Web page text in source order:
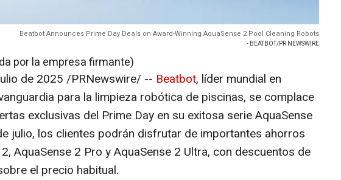
Beatbot Announces Prime Day Deals on Award-Winning AquaSense 2 Pool Cleaning Robots
- BEATBOT/PR NEWSWIRE
por la empresa firmante)
de 2025 /PRNewswire/ -- Beatbot, líder mundial en
para la limpieza robótica de piscinas, se complace
exclusivas del Prime Day en su exitosa serie AquaSense
julio, los clientes podrán disfrutar de importantes ahorros
AquaSense 2 Pro y AquaSense 2 Ultra, con descuentos de
el precio habitual.